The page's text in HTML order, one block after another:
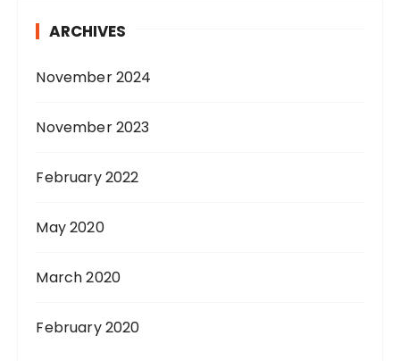
ARCHIVES
November 2024
November 2023
February 2022
May 2020
March 2020
February 2020